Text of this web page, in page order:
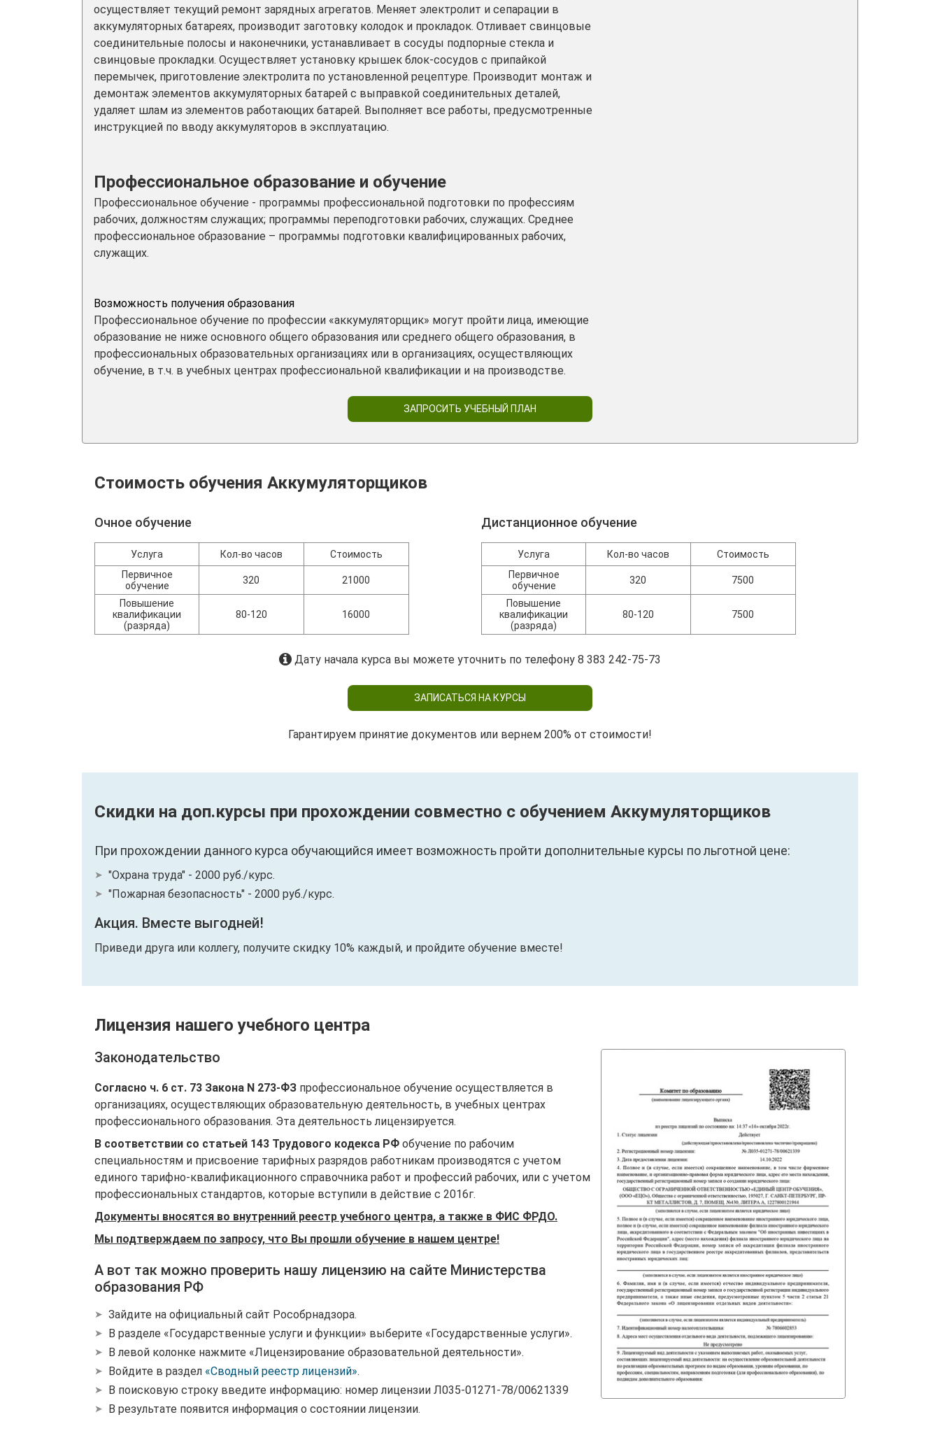
осуществляет текущий ремонт зарядных агрегатов. Меняет электролит и сепарации в
аккумуляторных батареях, производит заготовку колодок и прокладок. Отливает свинцовые
соединительные полосы и наконечники, устанавливает в сосуды подпорные стекла и
свинцовые прокладки. Осуществляет установку крышек блок-сосудов с припайкой
перемычек, приготовление электролита по установленной рецептуре. Производит монтаж и
демонтаж элементов аккумуляторных батарей с выправкой соединительных деталей,
удаляет шлам из элементов работающих батарей. Выполняет все работы, предусмотренные
инструкцией по вводу аккумуляторов в эксплуатацию.
Профессиональное образование и обучение
Профессиональное обучение - программы профессиональной подготовки по профессиям
рабочих, должностям служащих; программы переподготовки рабочих, служащих. Среднее
профессиональное образование – программы подготовки квалифицированных рабочих,
служащих.
Возможность получения образования
Профессиональное обучение по профессии «аккумуляторщик» могут пройти лица, имеющие
образование не ниже основного общего образования или среднего общего образования, в
профессиональных образовательных организациях или в организациях, осуществляющих
обучение, в т.ч. в учебных центрах профессиональной квалификации и на производстве.
ЗАПРОСИТЬ УЧЕБНЫЙ ПЛАН
Стоимость обучения Аккумуляторщиков
Очное обучение
Услуга Кол-во часов
Стоимость
Первичное
обучение
320 21000
Повышение
квалификации
(разряда)
80-120 16000
Дистанционное обучение
Услуга Кол-во часов
Стоимость
Первичное
обучение
320 7500
Повышение
квалификации
(разряда)
80-120 7500
Дату начала курса вы можете уточнить по телефону 8 383 242-75-73
ЗАПИСАТЬСЯ НА КУРСЫ
Гарантируем принятие документов или вернем 200% от стоимости!
Скидки на доп.курсы при прохождении совместно с обучением Аккумуляторщиков
При прохождении данного курса обучающийся имеет возможность пройти дополнительные курсы по льготной цене:
"Охрана труда" - 2000 руб./курс.
"Пожарная безопасность" - 2000 руб./курс.
Акция. Вместе выгодней!
Приведи друга или коллегу, получите скидку 10% каждый, и пройдите обучение вместе!
Лицензия нашего учебного центра
Законодательство
Согласно ч. 6 ст. 73 Закона N 273-ФЗ профессиональное обучение осуществляется в
организациях, осуществляющих образовательную деятельность, в учебных центрах
профессионального образования. Эта деятельность лицензируется.
В соответствии со статьей 143 Трудового кодекса РФ обучение по рабочим
специальностям и присвоение тарифных разрядов работникам производятся с учетом
единого тарифно-квалификационного справочника работ и профессий рабочих, или с учетом
профессиональных стандартов, которые вступили в действие с 2016г.
Документы вносятся во внутренний реестр учебного центра, а также в ФИС ФРДО.
Мы подтверждаем по запросу, что Вы прошли обучение в нашем центре!
А вот так можно проверить нашу лицензию на сайте Министерства
образования РФ
Зайдите на официальный сайт Рособрнадзора.
В разделе «Государственные услуги и функции» выберите «Государственные услуги».
В левой колонке нажмите «Лицензирование образовательной деятельности».
Войдите в раздел «Сводный реестр лицензий».
В поисковую строку введите информацию: номер лицензии Л035-01271-78/00621339
В результате появится информация о состоянии лицензии.